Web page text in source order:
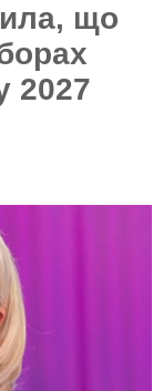
що
2027